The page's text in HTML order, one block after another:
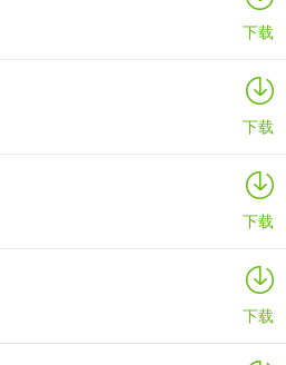
下载
下载
下载
下载